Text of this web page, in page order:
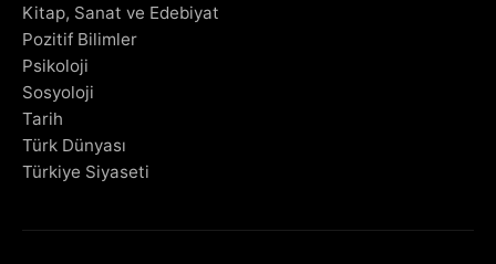
Kitap, Sanat ve Edebiyat
Pozitif Bilimler
Psikoloji
Sosyoloji
Tarih
Türk Dünyası
Türkiye Siyaseti